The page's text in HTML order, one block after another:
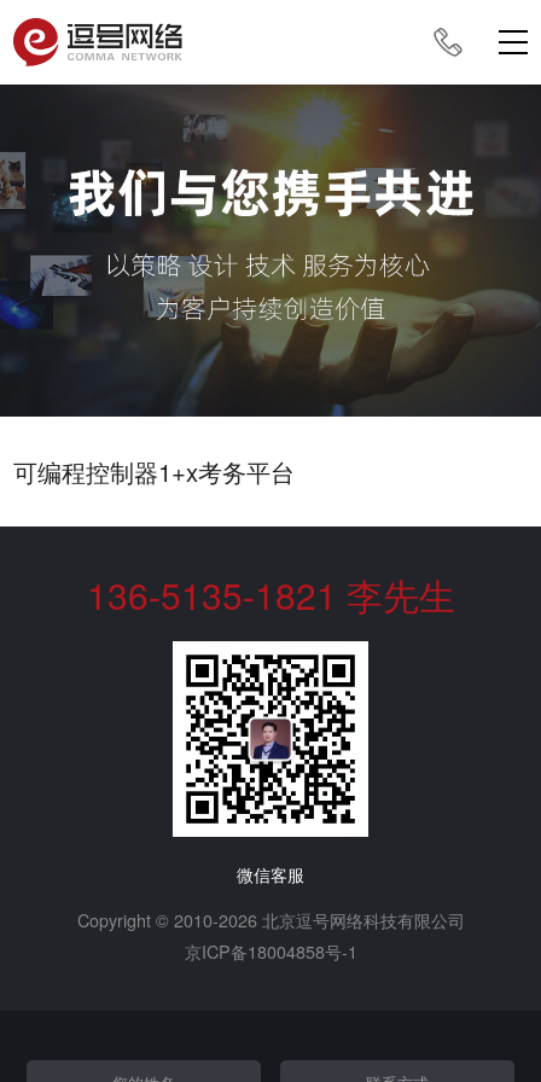
可编程控制器1+x考务平台
136-5135-1821 李先生
微信客服
Copyright © 2010-2026 北京逗号网络科技有限公司
京ICP备18004858号-1